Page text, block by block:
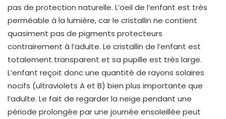
pas de protection naturelle. L’oeil de l’enfant est très
perméable à la lumière, car le cristallin ne contient
quasiment pas de pigments protecteurs
contrairement à l’adulte. Le cristallin de l’enfant est
totalement transparent et sa pupille est très large.
L’enfant reçoit donc une quantité de rayons solaires
nocifs (ultraviolets A et B) bien plus importante que
l’adulte. Le fait de regarder la neige pendant une
période prolongée par une journée ensoleillée peut